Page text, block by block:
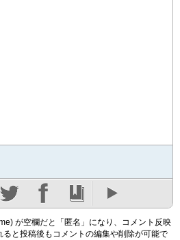
が空欄だと「匿名」になり、コメント反映
と投稿後もコメントの編集や削除が可能で